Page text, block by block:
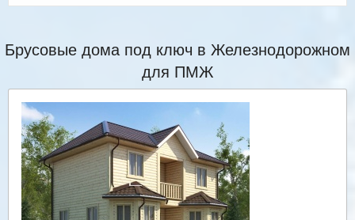
Брусовые дома под ключ в Железнодорожном
для ПМЖ